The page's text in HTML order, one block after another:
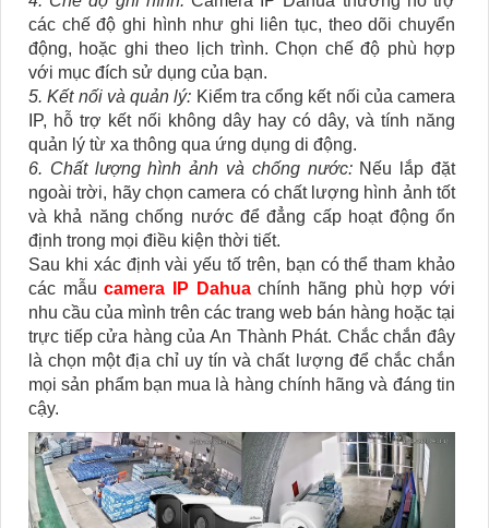
các chế độ ghi hình như ghi liên tục, theo dõi chuyển
động, hoặc ghi theo lịch trình. Chọn chế độ phù hợp
với mục đích sử dụng của bạn.
5. Kết nối và quản lý: Kiểm tra cổng kết nối của camera
IP, hỗ trợ kết nối không dây hay có dây, và tính năng
quản lý từ xa thông qua ứng dụng di động.
6. Chất lượng hình ảnh và chống nước: Nếu lắp đặt
ngoài trời, hãy chọn camera có chất lượng hình ảnh tốt
và khả năng chống nước để đẳng cấp hoạt động ổn
định trong mọi điều kiện thời tiết.
Sau khi xác định vài yếu tố trên, bạn có thể tham khảo
các mẫucamera IP Dahuachính hãng phù hợp với
nhu cầu của mình trên các trang web bán hàng hoặc tại
trực tiếp cửa hàng của An Thành Phát. Chắc chắn đây
là chọn một địa chỉ uy tín và chất lượng để chắc chắn
mọi sản phẩm bạn mua là hàng chính hãng và đáng tin
cậy.